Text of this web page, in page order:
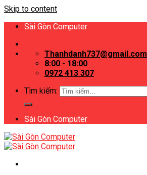
Skip to content
Sài Gòn Computer
Thanhdanh737@gmail.com
8:00 - 18:00
0972 413 307
Tìm kiếm:
Sài Gòn Computer